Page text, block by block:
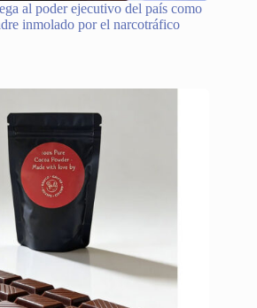
al poder ejecutivo del país como
inmolado por el narcotráfico